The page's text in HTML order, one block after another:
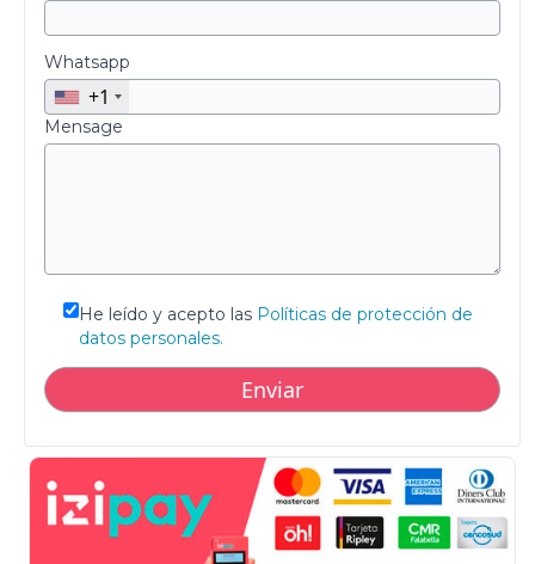
Whatsapp
+1
Mensage
He leído y acepto las Políticas de protección de
datos personales.